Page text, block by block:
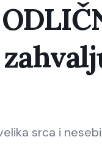
srca i